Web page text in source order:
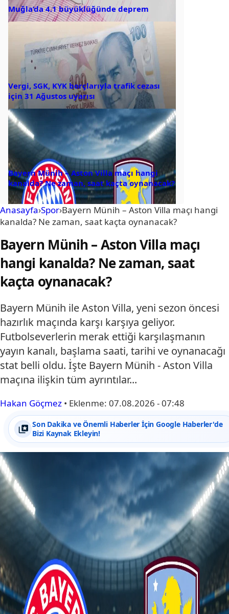
Muğla’da 4.1 büyüklüğünde deprem
Vergi, SGK, KYK borçlarıyla trafik cezası
için 31 Ağustos uyarısı
Bayern Münih – Aston Villa maçı hangi
kanalda? Ne zaman, saat kaçta oynanacak?
Anasayfa›Spor›Bayern Münih – Aston Villa maçı hangi
kanalda? Ne zaman, saat kaçta oynanacak?
Bayern Münih – Aston Villa maçı
hangi kanalda? Ne zaman, saat
kaçta oynanacak?
Bayern Münih ile Aston Villa, yeni sezon öncesi
hazırlık maçında karşı karşıya geliyor.
Futbolseverlerin merak ettiği karşılaşmanın
yayın kanalı, başlama saati, tarihi ve oynanacağı
stat belli oldu. İşte Bayern Münih - Aston Villa
maçına ilişkin tüm ayrıntılar...
Hakan Göçmez • Eklenme: 07.08.2026 - 07:48
Son Dakika ve Önemli Haberler İçin Google Haberler'de
Bizi Kaynak Ekleyin!